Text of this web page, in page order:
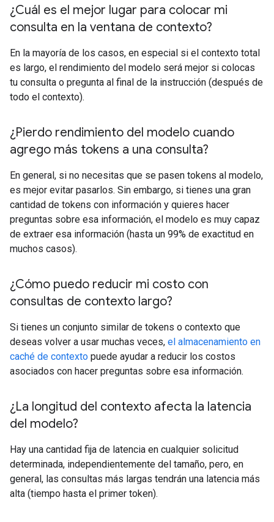
¿Cuál es el mejor lugar para colocar mi
consulta en la ventana de contexto?
En la mayoría de los casos, en especial si el contexto total
es largo, el rendimiento del modelo será mejor si colocas
tu consulta o pregunta al final de la instrucción (después de
todo el contexto).
¿Pierdo rendimiento del modelo cuando
agrego más tokens a una consulta?
En general, si no necesitas que se pasen tokens al modelo,
es mejor evitar pasarlos. Sin embargo, si tienes una gran
cantidad de tokens con información y quieres hacer
preguntas sobre esa información, el modelo es muy capaz
de extraer esa información (hasta un 99% de exactitud en
muchos casos).
¿Cómo puedo reducir mi costo con
consultas de contexto largo?
Si tienes un conjunto similar de tokens o contexto que
deseas volver a usar muchas veces, el almacenamiento en
caché de contexto puede ayudar a reducir los costos
asociados con hacer preguntas sobre esa información.
¿La longitud del contexto afecta la latencia
del modelo?
Hay una cantidad fija de latencia en cualquier solicitud
determinada, independientemente del tamaño, pero, en
general, las consultas más largas tendrán una latencia más
alta (tiempo hasta el primer token).